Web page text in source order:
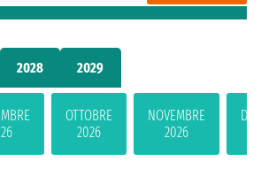
2028 2029
OTTOBRE
2026
NOVEMBRE
2026